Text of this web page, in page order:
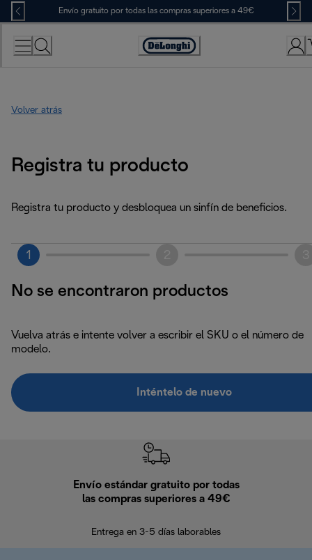
Skip
to
Content
Envío gratuito por todas las compras superiores a 49€
Accessibility
Volver atrás
Registra tu producto
Registra tu producto y desbloquea un sinfín de beneficios.
1
No se encontraron productos
Vuelva atrás e intente volver a escribir el SKU o el número de
modelo.
Inténtelo de nuevo
Envío estándar gratuito por todas
las compras superiores a 49€
Entrega en 3-5 días laborables